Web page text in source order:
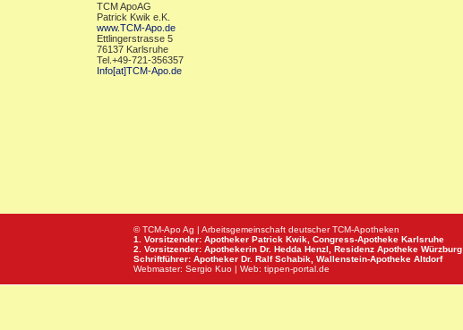
TCM ApoAG
Patrick Kwik e.K.
www.TCM-Apo.de
Ettlingerstrasse 5
76137 Karlsruhe
Tel.+49-721-356357
Info[at]TCM-Apo.de
© TCM-Apo Ag | Arbeitsgemeinschaft deutscher TCM-Apotheken
1. Vorsitzender: Apotheker Patrick Kwik, Congress-Apotheke Karlsruhe
2. Vorsitzender: Apothekerin Dr. Hedda Henzl, Residenz Apotheke Würzburg
Schriftführer: Apotheker Dr. Ralf Schabik, Wallenstein-Apotheke Altdorf
Webmaster: Sergio Kuo | Web: tippen-portal.de